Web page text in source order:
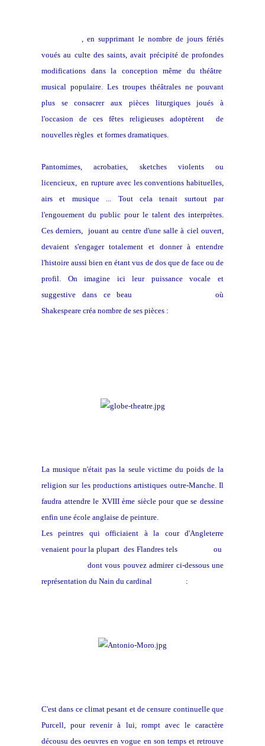
, en supprimant le nombre de jours fériés
voués au culte des saints, avait précipité de profondes
modifications dans la conception même du théâtre
musical populaire. Les troupes théâtrales ne pouvant
plus se consacrer aux pièces liturgiques joués à
l'occasion de ces fêtes religieuses adoptèrent de
nouvelles règles et formes dramatiques.
Pantomimes, acrobaties, sketches violents ou
licencieux, en rupture avec les conventions habituelles,
airs et musique ... Tout cela tenait surtout par
l'engouement du public pour le talent des interprètes.
Ces derniers, jouant au centre d'une salle à ciel ouvert,
devaient s'engager totalement et donner à entendre
l'histoire aussi bien en étant vus de dos que de face ou de
profil. On imagine ici leur puissance vocale et
suggestive dans ce beau
où
Shakespeare créa nombre de ses pièces :
La musique n'était pas la seule victime du poids de la
religion sur les productions artistiques outre-Manche. Il
faudra attendre le XVIII ème siècle pour que se dessine
enfin une école anglaise de peinture.
Les peintres qui officiaient à la cour d'Angleterre
venaient pour la plupart des Flandres tels
ou
dont vous pouvez admirer ci-dessous une
représentation du Nain du cardinal
:
C'est dans ce climat pesant et de censure continuelle que
Purcell, pour revenir à lui, rompt avec le caractère
décousu des oeuvres en vogue en son temps et retrouve